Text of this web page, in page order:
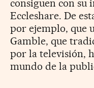
consiguen con su
Eccleshare. De
por ejemplo, que
Gamble, que
por la televisión,
mundo de la